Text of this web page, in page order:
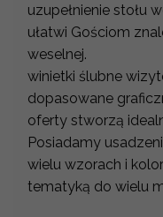
uzupełnienie stołu
ułatwi Gościom
weselnej.
winietki ślubne
dopasowane
oferty stworzą
Posiadamy
wielu wzorach i
tematyką do wielu